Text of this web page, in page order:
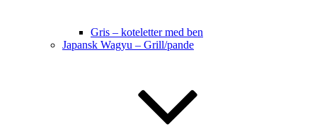
Gris – koteletter med ben
Japansk Wagyu – Grill/pande